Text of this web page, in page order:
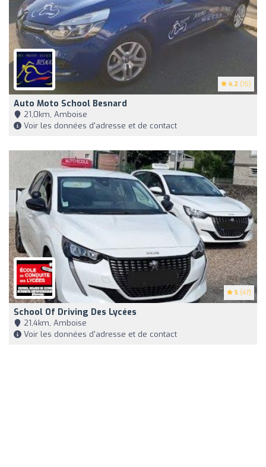
4.2 (15)
Auto Moto School Besnard
21,0km, Amboise
Voir les données d'adresse et de contact
5 (47)
School Of Driving Des Lycées
21,4km, Amboise
Voir les données d'adresse et de contact